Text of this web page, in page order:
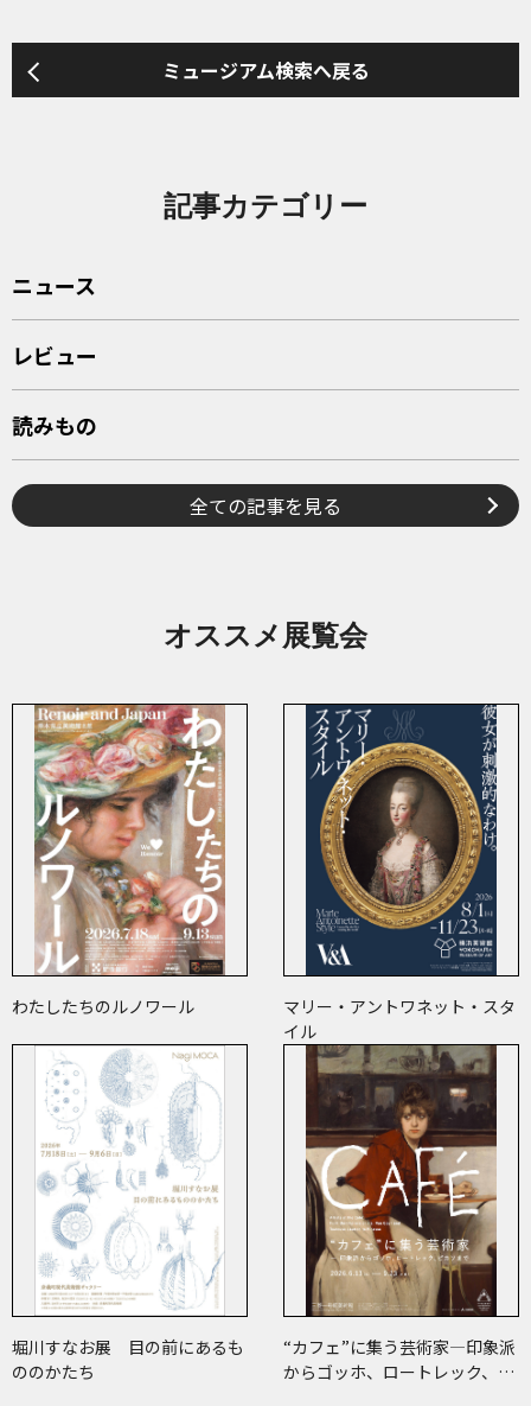
ミュージアム検索へ戻る
記事カテゴリー
ニュース
レビュー
読みもの
全ての記事を見る
オススメ展覧会
わたしたちのルノワール
マリー・アントワネット・スタ
イル
堀川すなお展 目の前にあるも
ののかたち
“カフェ”に集う芸術家―印象派
からゴッホ、ロートレック、ピ